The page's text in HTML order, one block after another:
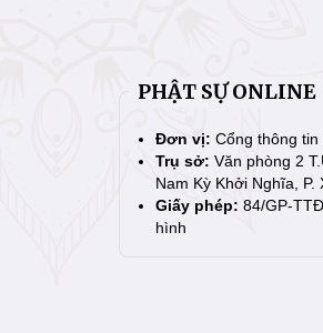
PHẬT SỰ ONLINE
Đơn vị: Cổng thông
Trụ sở: Văn phòng 2
Nam Kỳ Khởi Nghĩa, P.
Giấy phép: 84/GP-
hình